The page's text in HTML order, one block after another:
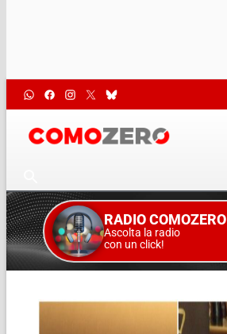
RADIO COMOZERO
Ascolta la radio
con un click!